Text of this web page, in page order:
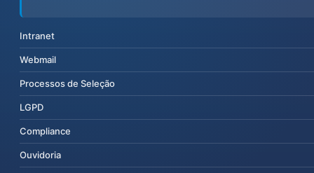
Intranet
Webmail
Processos de Seleção
LGPD
Compliance
Ouvidoria